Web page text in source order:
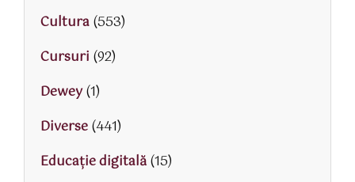
Cultura(553)
Cursuri (92)
Dewey(1)
Diverse(441)
Educaţie digitală(15)